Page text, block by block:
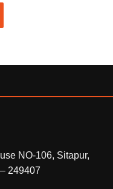
NO-106, Sitapur,
249407